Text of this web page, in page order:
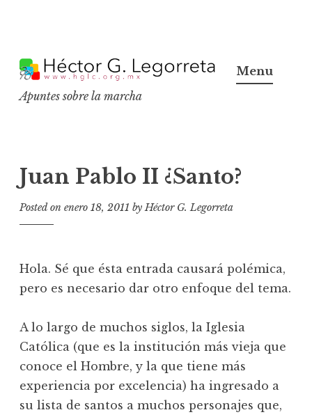
k
p
c
o
n
t
n
t
Apuntes sobre la marcha
Menu
Juan Pablo II ¿Santo?
Posted on enero 18, 2011 byHéctor G. Legorreta
Hola. Sé que ésta entrada causará polémica,
pero es necesario dar otro enfoque del tema.
A lo largo de muchos siglos, la Iglesia
Católica (que es la institución más vieja que
conoce el Hombre, y la que tiene más
experiencia por excelencia) ha ingresado a
su lista de santos a muchos personajes que,